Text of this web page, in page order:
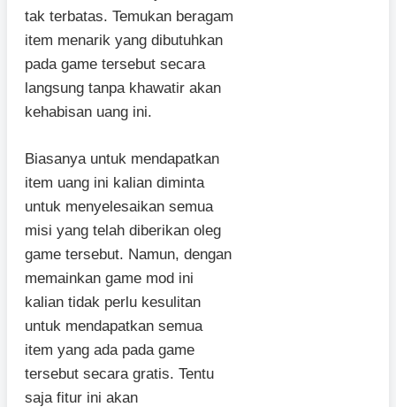
tak terbatas. Temukan beragam
item menarik yang dibutuhkan
pada game tersebut secara
langsung tanpa khawatir akan
kehabisan uang ini.
Biasanya untuk mendapatkan
item uang ini kalian diminta
untuk menyelesaikan semua
misi yang telah diberikan oleg
game tersebut. Namun, dengan
memainkan game mod ini
kalian tidak perlu kesulitan
untuk mendapatkan semua
item yang ada pada game
tersebut secara gratis. Tentu
saja fitur ini akan